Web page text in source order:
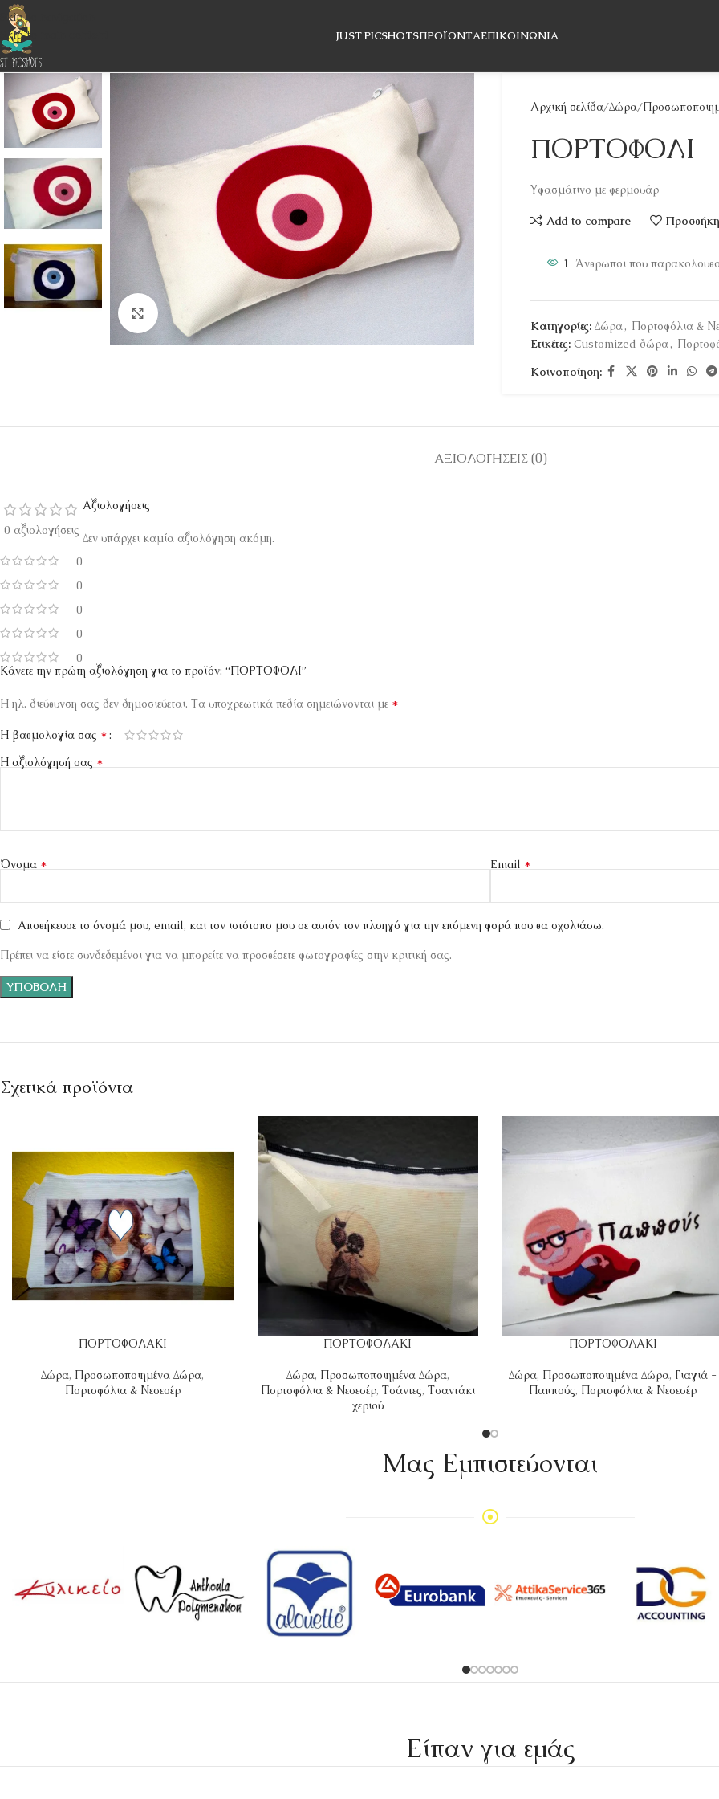
Skip to navigation
Skip to main content
JUST PICSHOTSΠΡΟΪΌΝΤΑΕΠΙΚΟΙΝΩΝΊΑ
Κάντε κλικ για μεγέθυνση
Αρχική σελίδα Δώρα
ΠΟΡΤΟΦΟΛΙ
Υφασμάτινο με φερμουάρ
Add to compare Προσθήκη
1 Άνθρωποι που
Κατηγορίες: Δώρα, Πορτοφόλια &
Ετικέτες: Customized δώρα,
Κοινοποίηση:
ΑΞΙΟΛΟΓΉΣΕΙΣ (0)
0 αξιολογήσεις
0
0
0
0
0
Αξιολογήσεις
Δεν υπάρχει καμία αξιολόγηση ακόμη.
Κάνετε την πρώτη αξιολόγηση για το προϊόν: “ΠΟΡΤΟΦΟΛΙ”
Η ηλ. διεύθυνση σας δεν δημοσιεύεται. Τα υποχρεωτικά πεδία σημειώνονται με *
Η βαθμολογία σας *
Η αξιολόγησή σας *
Όνομα * Email *
Αποθήκευσε το όνομά μου, email, και τον ιστότοπο μου σε αυτόν τον πλοηγό για την επόμενη φορά που θα σχολιάσω.
Πρέπει να είστε συνδεδεμένοι για να μπορείτε να προσθέσετε φωτογραφίες στην κριτική σας.
Σχετικά προϊόντα
ΠΟΡΤΟΦΟΛΑΚΙ
Δώρα, Προσωποποιημένα Δώρα,
Πορτοφόλια & Νεσεσέρ
ΠΟΡΤΟΦΟΛΑΚΙ
Δώρα, Προσωποποιημένα Δώρα,
Πορτοφόλια & Νεσεσέρ, Τσάντες, Τσαντάκι
χεριού
ΠΟΡΤΟΦΟΛΑΚΙ
Δώρα, Προσωποποιημένα Δώρα, Γιαγιά -
Παππούς, Πορτοφόλια & Νεσεσέρ
Mας Εμπιστεύονται
Είπαν για εμάς